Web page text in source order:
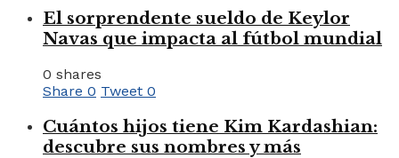
El sorprendente sueldo de Keylor
Navas que impacta al fútbol mundial
0 shares
Share 0 Tweet 0
Cuántos hijos tiene Kim Kardashian:
descubre sus nombres y más